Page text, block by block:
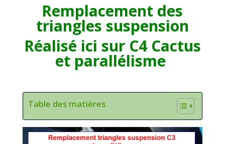
Remplacement des
triangles suspension
Réalisé ici sur C4 Cactus
et parallélisme
Table des matières